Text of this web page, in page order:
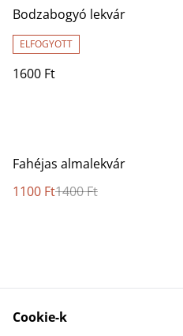
Bodzabogyó lekvár
ELFOGYOTT
1600 Ft
%
Fahéjas almalekvár
1100 Ft1400 Ft
Cookie-k